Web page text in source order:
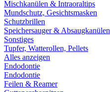
Mischkanülen & Intraoraltips
Mundschutz, Gesichtsmasken
Schutzbrillen
Speichersauger & Absaugkanülen
Sonstiges
Tupfer, Watterollen, Pellets
Alles anzeigen
Endodontie
Endodontie
Feilen & Reamer